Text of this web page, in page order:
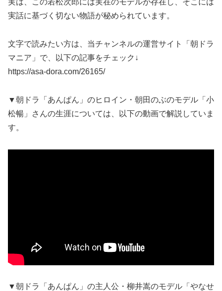
実は、この若松次郎には実在のモデルが存在し、そこには
実話に基づく切ない物語が秘められています。
文字で読みたい方は、当チャンネルの運営サイト「朝ドラ
マニア」で、以下の記事をチェック↓
https://asa-dora.com/26165/
▼朝ドラ「あんぱん」のヒロイン・朝田のぶのモデル「小
松暢」さんの生涯については、以下の動画で解説していま
す。
▼朝ドラ「あんぱん」の主人公・柳井嵩のモデル「やなせ